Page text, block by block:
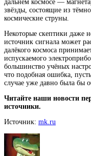
дальнем космосе —
звёзды, состоящие из
космические струны.
Некоторые скептики даже
источник сигнала может
далёкого космоса
испускаемого
большинство учёных
что подобная ошибка,
случае уже давно была бы
Читайте наши новости
источники.
Источник: mk.ru